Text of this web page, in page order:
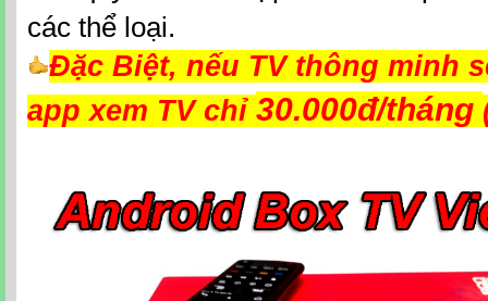
các thể loại.
Đặc Biệt, nếu TV thông minh
app xem TV chỉ 30.000đ/tháng